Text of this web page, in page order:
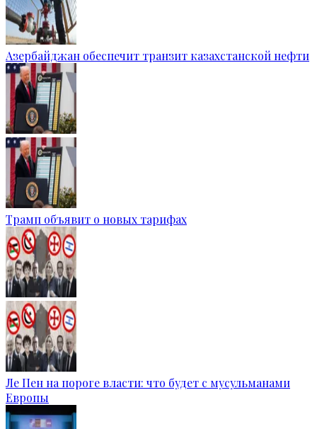
Азербайджан обеспечит транзит казахстанской нефти
Трамп объявит о новых тарифах
Ле Пен на пороге власти: что будет с мусульманами
Европы